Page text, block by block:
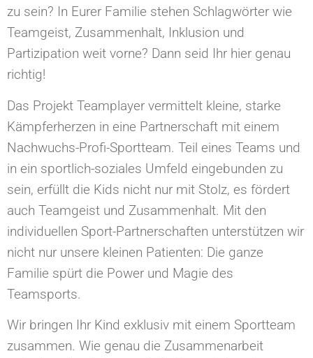
zu sein? In Eurer Familie stehen Schlagwörter wie
Teamgeist, Zusammenhalt, Inklusion und
Partizipation weit vorne? Dann seid Ihr hier genau
richtig!
Das Projekt Teamplayer vermittelt kleine, starke
Kämpferherzen in eine Partnerschaft mit einem
Nachwuchs-Profi-Sportteam. Teil eines Teams und
in ein sportlich-soziales Umfeld eingebunden zu
sein, erfüllt die Kids nicht nur mit Stolz, es fördert
auch Teamgeist und Zusammenhalt. Mit den
individuellen Sport-Partnerschaften unterstützen wir
nicht nur unsere kleinen Patienten: Die ganze
Familie spürt die Power und Magie des
Teamsports.
Wir bringen Ihr Kind exklusiv mit einem Sportteam
zusammen. Wie genau die Zusammenarbeit